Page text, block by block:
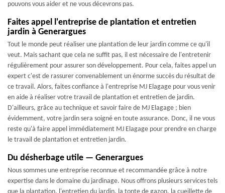
pouvons vous aider et ne vous décevrons pas.
Faites appel l'entreprise de plantation et entretien
jardin à Generargues
Tout le monde peut réaliser une plantation de leur jardin comme ce qu'il
veut. Mais sachant que cela ne suffit pas, il est nécessaire de l'entretenir
régulièrement pour assurer son développement. Pour cela, faites appel un
expert c'est de rassurer convenablement un énorme succès du résultat de
ce travail. Alors, faites confiance à l'entreprise MJ Elagage pour vous venir
en aide à réaliser votre travail de plantation et entretien de jardin.
D'ailleurs, grâce au technique et savoir faire de MJ Elagage ; bien
évidemment, votre jardin sera soigné en toute assurance. Donc, il ne vous
reste qu'à faire appel immédiatement MJ Elagage pour prendre en charge
le travail de plantation et entretien jardin.
Du désherbage utile — Generargues
Nous sommes une entreprise reconnue et recommandée grâce à notre
expertise dans le domaine du jardinage. Nous offrons plusieurs services tels